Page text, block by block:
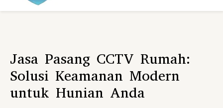
Jasa Pasang CCTV Rumah:
Solusi Keamanan Modern
untuk Hunian Anda